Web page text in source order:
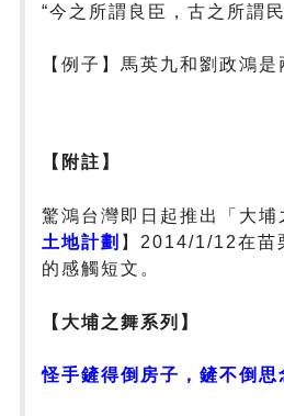
“今之所謂良臣，古之所謂
【例子】馬英九和劉政鴻
【附註】
驚鴻台灣即日起推出「大
土地計劃 】 2014/1/12在苗
的感觸短文。
【大埔之舞系列】
怪手鏟得倒房子，鏟不倒思